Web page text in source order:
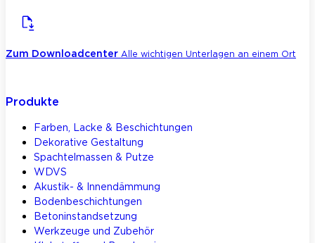
Zum Downloadcenter Alle wichtigen Unterlagen an einem Ort
Produkte
Farben, Lacke & Beschichtungen
Dekorative Gestaltung
Spachtelmassen & Putze
WDVS
Akustik- & Innendämmung
Bodenbeschichtungen
Betoninstandsetzung
Werkzeuge und Zubehör